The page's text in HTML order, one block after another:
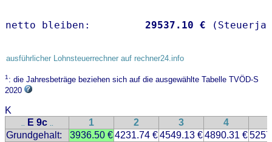
netto bleiben: 29537.10 €
ausführlicher Lohnsteuerrechner auf rechner24.info
1: die Jahresbeträge beziehen sich auf die ausgewählte Tabelle TVÖD-S
2020
K
.. E 9c .. 1 2 3 4
Grundgehalt:
3936.50 €4231.74 €4549.13 €4890.31 €